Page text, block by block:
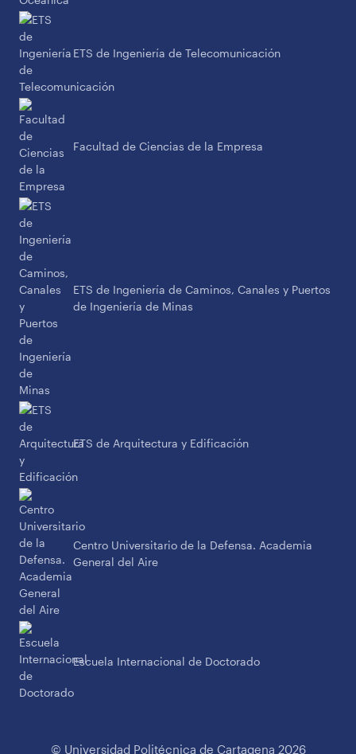
ETS de Ingeniería de Telecomunicación
Facultad de Ciencias de la Empresa
ETS de Ingeniería de Caminos, Canales y Puertos
de Ingeniería de Minas
ETS de Arquitectura y Edificación
Centro Universitario de la Defensa. Academia
General del Aire
Escuela Internacional de Doctorado
© Universidad Politécnica de Cartagena 2026